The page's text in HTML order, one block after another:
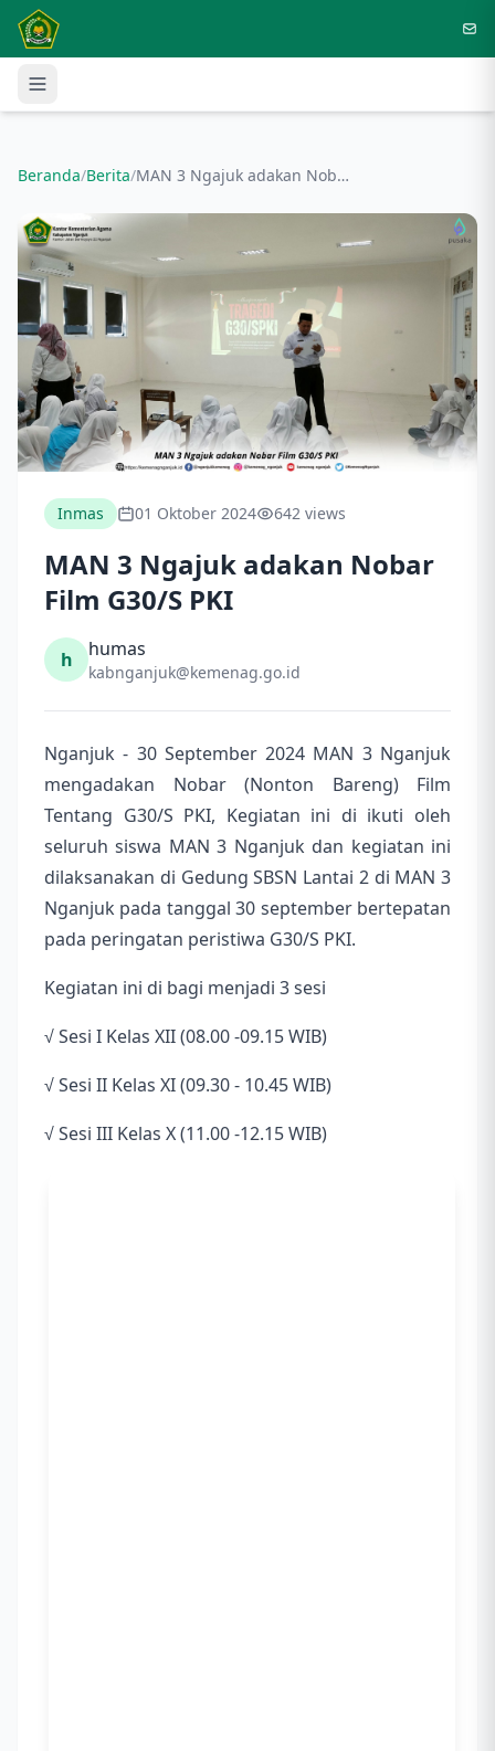
Langsung ke konten utama
Beranda/Berita/ MAN 3 Ngajuk adakan Nobar Film G30/S PKI
Inmas 01 Oktober 2024 642 views
MAN 3 Ngajuk adakan Nobar
Film G30/S PKI
h humas
kabnganjuk@kemenag.go.id
Nganjuk - 30 September 2024 MAN 3 Nganjuk
mengadakan Nobar (Nonton Bareng) Film
Tentang G30/S PKI, Kegiatan ini di ikuti oleh
seluruh siswa MAN 3 Nganjuk dan kegiatan ini
dilaksanakan di Gedung SBSN Lantai 2 di MAN 3
Nganjuk pada tanggal 30 september bertepatan
pada peringatan peristiwa G30/S PKI.
Kegiatan ini di bagi menjadi 3 sesi
√ Sesi I Kelas XII (08.00 -09.15 WIB)
√ Sesi II Kelas XI (09.30 - 10.45 WIB)
√ Sesi III Kelas X (11.00 -12.15 WIB)